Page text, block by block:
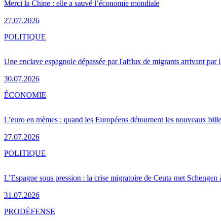
Merci la Chine : elle a sauvé l’économie mondiale
27.07.2026
Une enclave espagnole dépassée par l'afflux de migrants arrivant par
30.07.2026
POLITIQUE
L’euro en mèmes : quand les Européens détournent les nouveaux
27.07.2026
ÉCONOMIE
L’Espagne sous pression : la crise migratoire de Ceuta met Schengen
31.07.2026
POLITIQUE
PRODÉFENSE